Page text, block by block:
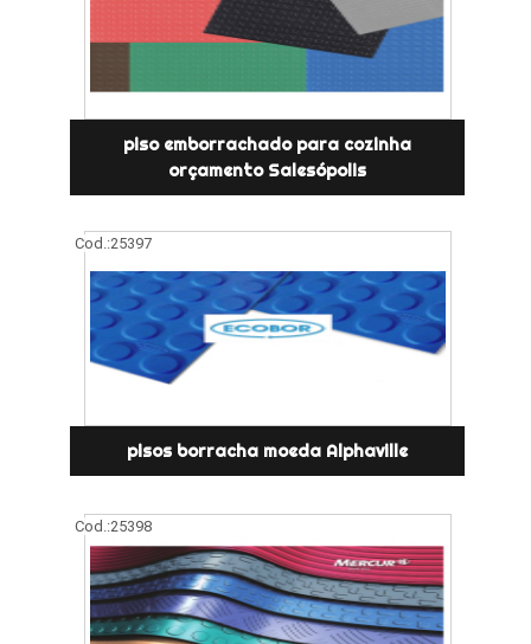
piso emborrachado para cozinha
orçamento Salesópolis
Cod.:25397
pisos borracha moeda Alphaville
Cod.:25398